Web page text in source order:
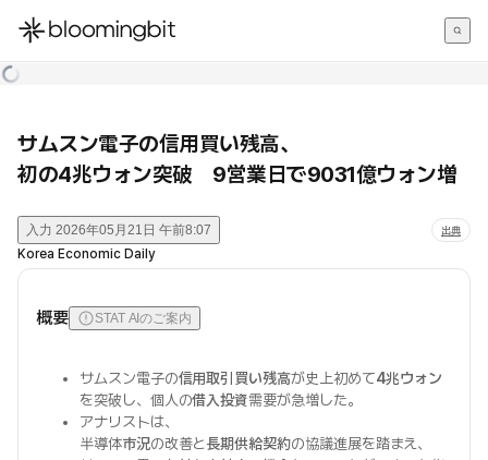
한국어
サムスン電子の信用買い残高、
初の4兆ウォン突破 9営業日で9031億ウォン増
入力 2026年05月21日 午前8:07 出典
Korea Economic Daily
概要 STAT AIのご案内
サムスン電子の信用取引買い残高が史上初めて4兆ウォン
を突破し、個人の借入投資需要が急増した。
アナリストは、
半導体市況の改善と長期供給契約の協議進展を踏まえ、